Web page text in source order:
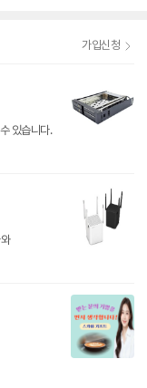
가입신청
있습니다.